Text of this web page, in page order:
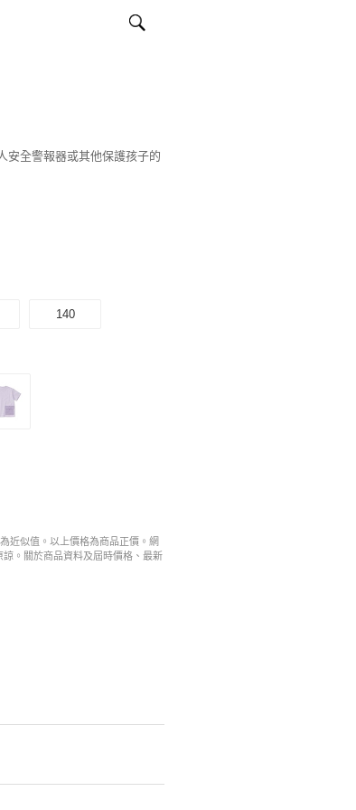
安全警報器或其他保護孩子的
140
近似值。以上價格為商品正價。網
。關於商品資料及屆時價格、最新